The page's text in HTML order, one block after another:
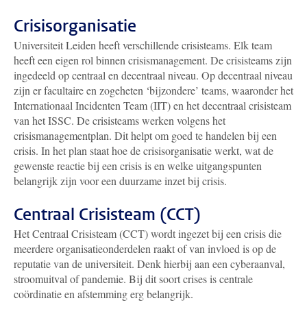
Crisisorganisatie
Universiteit Leiden heeft verschillende crisisteams. Elk team
heeft een eigen rol binnen crisismanagement. De crisisteams zijn
ingedeeld op centraal en decentraal niveau. Op decentraal niveau
zijn er facultaire en zogeheten ‘bijzondere’ teams, waaronder het
Internationaal Incidenten Team (IIT) en het decentraal crisisteam
van het ISSC. De crisisteams werken volgens het
crisismanagementplan. Dit helpt om goed te handelen bij een
crisis. In het plan staat hoe de crisisorganisatie werkt, wat de
gewenste reactie bij een crisis is en welke uitgangspunten
belangrijk zijn voor een duurzame inzet bij crisis.
Centraal Crisisteam (CCT)
Het Centraal Crisisteam (CCT) wordt ingezet bij een crisis die
meerdere organisatieonderdelen raakt of van invloed is op de
reputatie van de universiteit. Denk hierbij aan een cyberaanval,
stroomuitval of pandemie. Bij dit soort crises is centrale
coördinatie en afstemming erg belangrijk.